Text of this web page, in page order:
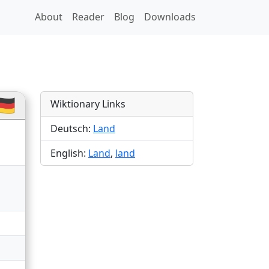
About Reader Blog Downloads
Wiktionary Links
Deutsch: Land
English: Land, land